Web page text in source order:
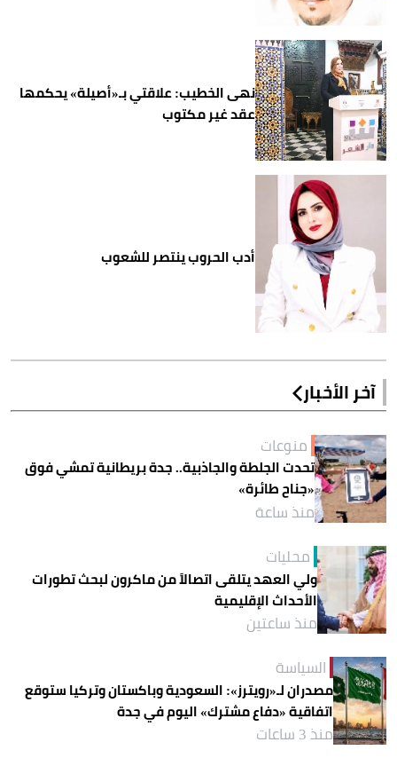
نهى الخطيب: علاقتي بـ«أصيلة» يحكمها
عقد غير مكتوب
أدب الحروب ينتصر للشعوب
آخر الأخبار
منوعات
تحدت الجلطة والجاذبية.. جدة بريطانية تمشي فوق
«جناح طائرة»
منذ ساعة
محليات
ولي العهد يتلقى اتصالاً من ماكرون لبحث تطورات
الأحداث الإقليمية
منذ ساعتين
السياسة
مصدران لـ«رويترز»: السعودية وباكستان وتركيا ستوقع
اتفاقية «دفاع مشترك» اليوم في جدة
منذ 3 ساعات